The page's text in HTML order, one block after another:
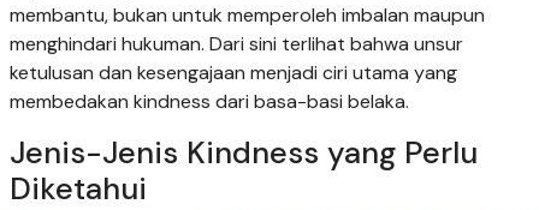
membantu, bukan untuk memperoleh imbalan maupun
menghindari hukuman. Dari sini terlihat bahwa unsur
ketulusan dan kesengajaan menjadi ciri utama yang
membedakan kindness dari basa-basi belaka.
Jenis-Jenis Kindness yang Perlu
Diketahui